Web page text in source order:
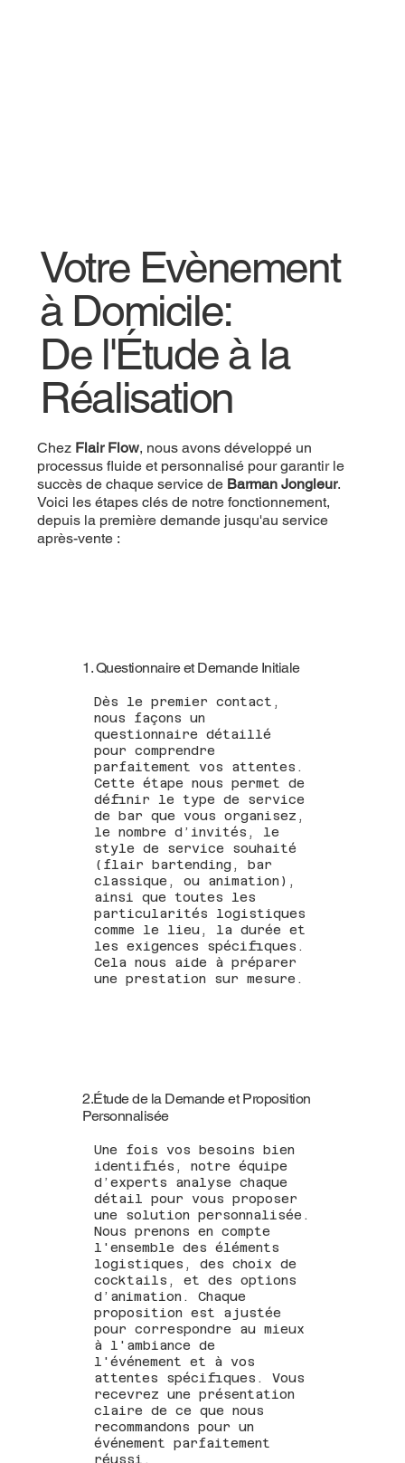
Votre Evènement
à Domicile:
De l'Étude à la
Réalisation
Chez Flair Flow, nous avons développé un
processus fluide et personnalisé pour garantir le
succès de chaque service de Barman Jongleur.
Voici les étapes clés de notre fonctionnement,
depuis la première demande jusqu'au service
après-vente :
1. Questionnaire et Demande Initiale
Dès le premier contact,
nous façons un
questionnaire détaillé
pour comprendre
parfaitement vos attentes.
Cette étape nous permet de
définir le type de service
de bar que vous organisez,
le nombre d’invités, le
style de service souhaité
(flair bartending, bar
classique, ou animation),
ainsi que toutes les
particularités logistiques
comme le lieu, la durée et
les exigences spécifiques.
Cela nous aide à préparer
une prestation sur mesure.
2.Étude de la Demande et Proposition
Personnalisée
Une fois vos besoins bien
identifiés, notre équipe
d’experts analyse chaque
détail pour vous proposer
une solution personnalisée.
Nous prenons en compte
l'ensemble des éléments
logistiques, des choix de
cocktails, et des options
d’animation. Chaque
proposition est ajustée
pour correspondre au mieux
à l'ambiance de
l'événement et à vos
attentes spécifiques. Vous
recevrez une présentation
claire de ce que nous
recommandons pour un
événement parfaitement
réussi.